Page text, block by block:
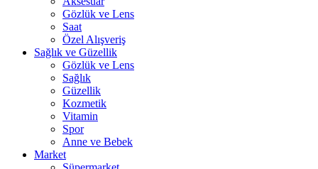
Gözlük ve Lens
Saat
Özel Alışveriş
Sağlık ve Güzellik
Gözlük ve Lens
Sağlık
Güzellik
Kozmetik
Vitamin
Spor
Anne ve Bebek
Market